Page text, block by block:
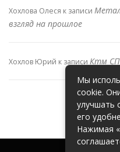
Хохлова Олеся к записи
взгляд на прошлое
Хохлов Юрий к записи Ктм
Мы
cookie.
улучшать
его
Нажимая